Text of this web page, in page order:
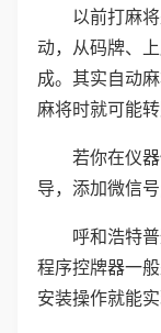
以前打麻
动，从码牌、
成。其实自动
麻将时就可能转
若你在仪
导，添加微信
呼和浩特
程序控牌器一
安装操作就能